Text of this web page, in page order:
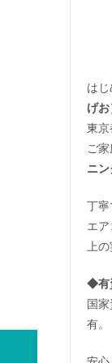
はじ
げお
東京
ご
ニン
丁寧
エ
上
◆有
国
有。